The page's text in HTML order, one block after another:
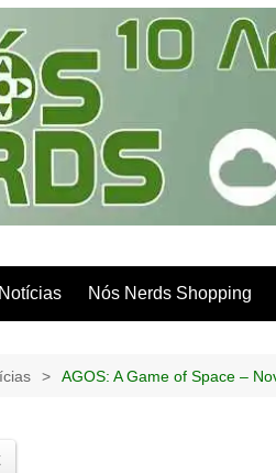
Notícias Nós Nerds Shopping
AGOS: A Game of Space –